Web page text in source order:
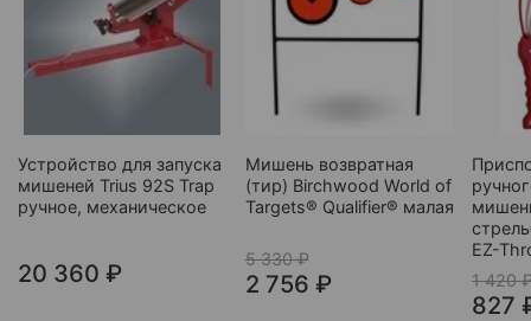
Устройство для запуска
мишеней Trius 92S Trap
ручное, механическое
20 360 ₽
Мишень возвратная
(тир) Birchwood World of
Targets® Qualifier® малая
5 330 ₽
2 756 ₽
EZ-
1 420
827